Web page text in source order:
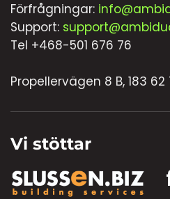
Förfrågningar:
Support:
Tel +468-501 676 76
Propellervägen 8 B, 183 62
Vi stöttar